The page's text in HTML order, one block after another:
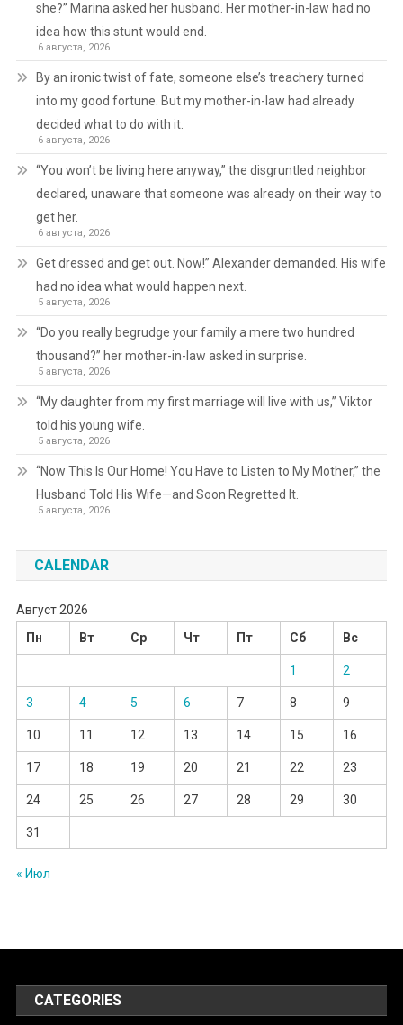
she?” Marina asked her husband. Her mother-in-law had no
idea how this stunt would end.
6 августа, 2026
By an ironic twist of fate, someone else’s treachery turned
into my good fortune. But my mother-in-law had already
decided what to do with it.
6 августа, 2026
“You won’t be living here anyway,” the disgruntled neighbor
declared, unaware that someone was already on their way to
get her.
6 августа, 2026
Get dressed and get out. Now!” Alexander demanded. His wife
had no idea what would happen next.
5 августа, 2026
“Do you really begrudge your family a mere two hundred
thousand?” her mother-in-law asked in surprise.
5 августа, 2026
“My daughter from my first marriage will live with us,” Viktor
told his young wife.
5 августа, 2026
“Now This Is Our Home! You Have to Listen to My Mother,” the
Husband Told His Wife—and Soon Regretted It.
5 августа, 2026
CALENDAR
Август 2026
Пн
Вт Ср Чт Пт Сб Вс
1 2
3 4 5 6 7 8 9
10 11 12 13 14 15 16
17 18 19 20 21 22 23
24 25 26 27 28 29 30
31
« Июл
CATEGORIES